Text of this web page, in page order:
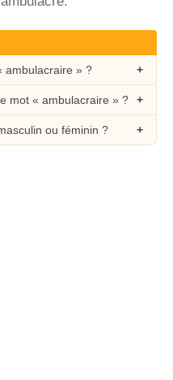
ambulacraire » ?
mot « ambulacraire » ?
ou féminin ?